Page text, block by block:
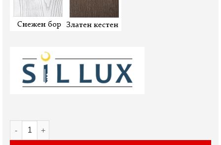
количество за Интериорна врата Sil Lux 3008 в 2 цвята